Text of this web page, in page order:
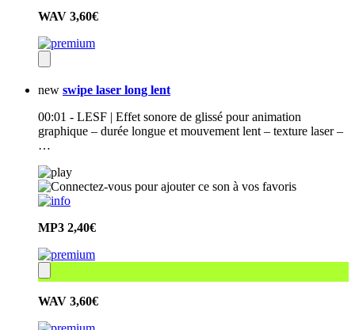
WAV 3,60€
new swipe laser long lent
00:01 - LESF | Effet sonore de glissé pour animation
graphique – durée longue et mouvement lent – texture laser –
…
MP3 2,40€
WAV 3,60€